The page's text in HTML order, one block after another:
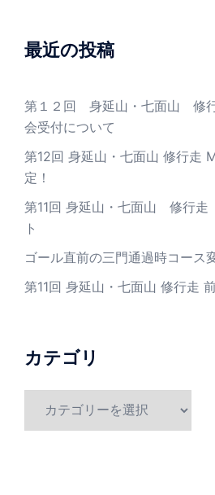
最近の投稿
第１２回 身延山・七面山 修
会受付について
第12回 身延山・七面山 修行走
定！
第11回 身延山・七面山 修行走
ト
ゴール直前の三門通過時コース
第11回 身延山・七面山 修行走
カテゴリ